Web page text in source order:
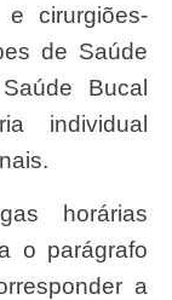
cirurgiões-
de Saúde
Bucal
individual
horárias
o parágrafo
a